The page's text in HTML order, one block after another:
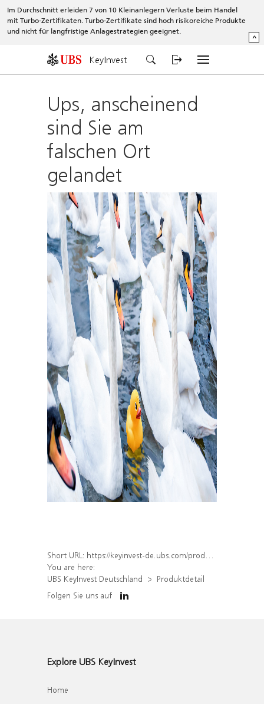
Im Durchschnitt erleiden 7 von 10 Kleinanlegern Verluste beim Handel
mit Turbo-Zertifikaten. Turbo-Zertifikate sind hoch risikoreiche Produkte
und nicht für langfristige Anlagestrategien geeignet.
^
KeyInvest
Ups, anscheinend
sind Sie am
falschen Ort
gelandet
Short URL: https://keyinvest-de.ubs.com/produkt/detail/index/isin/DE000WA4ZK77
You are here:
UBS KeyInvest Deutschland
Produktdetail
Folgen Sie uns auf
Explore UBS KeyInvest
Home